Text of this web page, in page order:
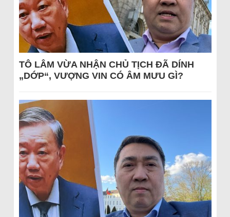
TÔ LÂM VỪA NHẬN CHỦ TỊCH ĐÃ DÍNH
„DỚP“, VƯỢNG VIN CÓ ÂM MƯU GÌ?